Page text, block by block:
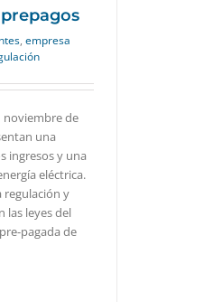
, empresa
noviembre de
una
ingresos y una
eléctrica.
regulación y
las leyes del
pagada de